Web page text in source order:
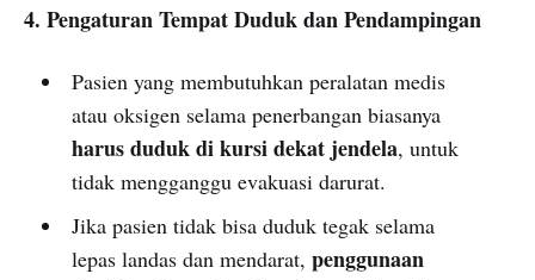
4. Pengaturan Tempat Duduk dan Pendampingan
Pasien yang membutuhkan peralatan medis
atau oksigen selama penerbangan biasanya
harus duduk di kursi dekat jendela, untuk
tidak mengganggu evakuasi darurat.
Jika pasien tidak bisa duduk tegak selama
lepas landas dan mendarat, penggunaan